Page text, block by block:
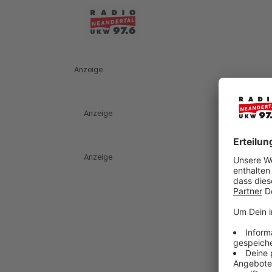
Anzeige
Anzeige
Anzeige